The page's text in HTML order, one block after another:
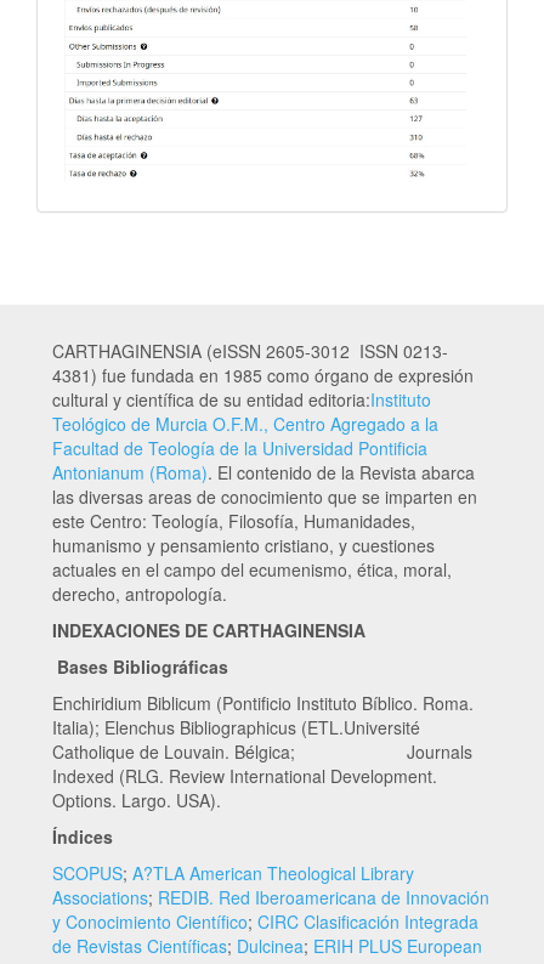
CARTHAGINENSIA (eISSN 2605-3012 ISSN 0213-
4381) fue fundada en 1985 como órgano de expresión
cultural y científica de su entidad editoria:Instituto
Teológico de Murcia O.F.M., Centro Agregado a la
Facultad de Teología de la Universidad Pontificia
Antonianum (Roma). El contenido de la Revista abarca
las diversas areas de conocimiento que se imparten en
este Centro: Teología, Filosofía, Humanidades,
humanismo y pensamiento cristiano, y cuestiones
actuales en el campo del ecumenismo, ética, moral,
derecho, antropología.
INDEXACIONES DE CARTHAGINENSIA
Bases Bibliográficas
Enchiridium Biblicum (Pontificio Instituto Bíblico. Roma.
Italia); Elenchus Bibliographicus (ETL.Université
Catholique de Louvain. Bélgica; Journals
Indexed (RLG. Review International Development.
Options. Largo. USA).
Índices
SCOPUS; A?TLA American Theological Library
Associations; REDIB. Red Iberoamericana de Innovación
y Conocimiento Científico; CIRC Clasificación Integrada
de Revistas Científicas; Dulcinea; ERIH PLUS European